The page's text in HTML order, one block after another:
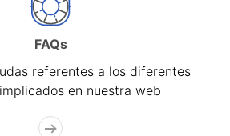
FAQs
referentes a los diferentes
en nuestra web